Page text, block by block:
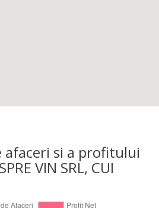
afaceri si a profitului
VIN SRL, CUI